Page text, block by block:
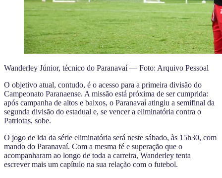
Wanderley Júnior, técnico do Paranavaí — Foto: Arquivo Pessoal
O objetivo atual, contudo, é o acesso para a primeira divisão do
Campeonato Paranaense. A missão está próxima de ser cumprida:
após campanha de altos e baixos, o Paranavaí atingiu a semifinal da
segunda divisão do estadual e, se vencer a eliminatória contra o
Patriotas, sobe.
O jogo de ida da série eliminatória será neste sábado, às 15h30, com
mando do Paranavaí. Com a mesma fé e superação que o
acompanharam ao longo de toda a carreira, Wanderley tenta
escrever mais um capítulo na sua relação com o futebol.